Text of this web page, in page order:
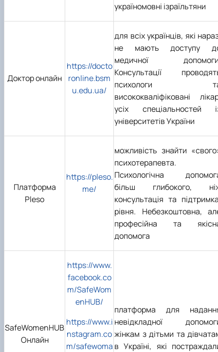
україномовні ізраїльтяни
Доктор онлайн
https://docto
ronline.bsm
u.edu.ua/
для всіх українців, які
не мають доступу
медичної
Консультації
психологи
висококваліфіковані
усіх спеціальностей
університетів України
Платформа
Pleso
https://pleso.
me/
можливість знайти
психотерапевта.
Психологічна
більш глибокого,
консультація та
рівня. Небезкоштовна,
професійна та
допомога
SafeWomenHUB
Онлайн
https://www.
facebook.co
m/SafeWom
enHUB/
https://www.i
nstagram.co
m/safewoma
платформа для
невідкладної
жінкам з дітьми та
в Україні, які